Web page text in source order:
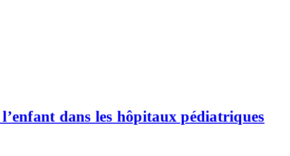
dans les hôpitaux pédiatriques